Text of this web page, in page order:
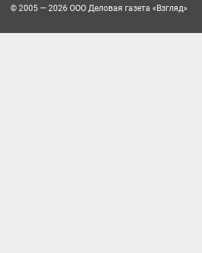
© 2005 — 2026 ООО Деловая газета «Взгляд»